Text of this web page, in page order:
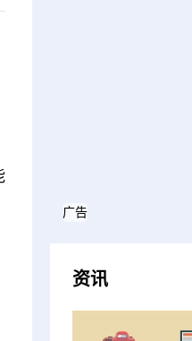
广告
资讯